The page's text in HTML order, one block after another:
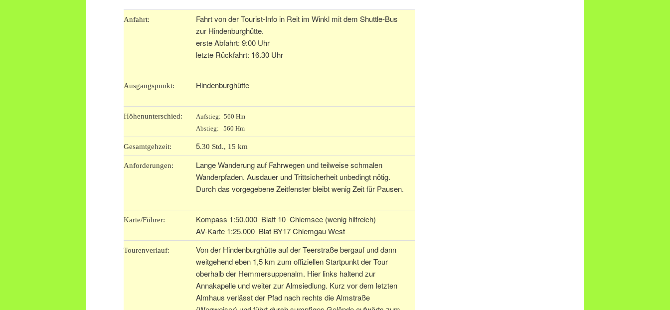
Anfahrt:
Fahrt von der Tourist-Info in Reit im Winkl mit dem Shuttle-Bus
zur Hindenburghütte.
erste Abfahrt: 9:00 Uhr
letzte Rückfahrt: 16.30 Uhr
Ausgangspunkt: Hindenburghütte
Höhenunterschied:
Aufstieg: 560 Hm
Abstieg: 560 Hm
Gesamtgehzeit: 5.30 Std., 15 km
Anforderungen:
Lange Wanderung auf Fahrwegen und teilweise schmalen
Wanderpfaden. Ausdauer und Trittsicherheit unbedingt nötig.
Durch das vorgegebene Zeitfenster bleibt wenig Zeit für Pausen.
Karte/Führer:
Kompass 1:50.000 Blatt 10 Chiemsee (wenig hilfreich)
AV-Karte 1:25.000 Blat BY17 Chiemgau West
Tourenverlauf:
Von der Hindenburghütte auf der Teerstraße bergauf und dann
weitgehend eben 1,5 km zum offiziellen Startpunkt der Tour
oberhalb der Hemmersuppenalm. Hier links haltend zur
Annakapelle und weiter zur Almsiedlung. Kurz vor dem letzten
Almhaus verlässt der Pfad nach rechts die Almstraße